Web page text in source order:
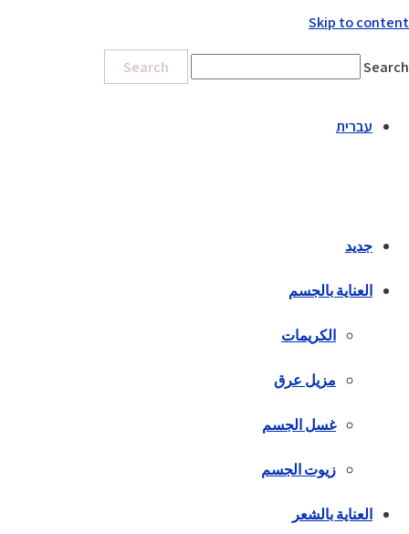
Skip to content
Search
Search
עברית
جديد
العناية بالجسم
الكريمات
مزيل عرق
غسل الجسم
زيوت الجسم
العناية بالشعر